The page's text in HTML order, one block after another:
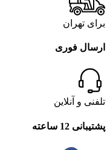
برای تهران
ارسال فوری
تلفنی و آنلاین
پشتیبانی 12 ساعته